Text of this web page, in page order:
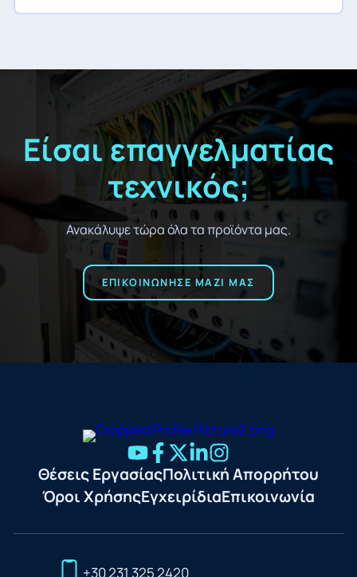
Είσαι επαγγελματίας
τεχνικός;
Ανακάλυψε τώρα όλα τα προϊόντα μας.
ΕΠΙΚΟΙΝΩΝΗΣΕ ΜΑΖΙ ΜΑΣ
Θέσεις ΕργασίαςΠολιτική Απορρήτου
Όροι ΧρήσηςΕγχειρίδιαΕπικοινωνία
+30 231 325 2420